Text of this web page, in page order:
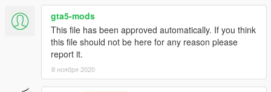
gta5-mods
This file has been approved automatically. If you think
this file should not be here for any reason please
report it.
8 ноября 2020